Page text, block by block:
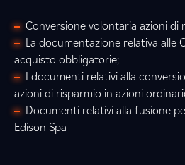
Conversione volontaria azioni di
La documentazione relativa alle
acquisto obbligatorie;
I documenti relativi alla
azioni di risparmio in azioni
Documenti relativi alla fusione
Edison Spa